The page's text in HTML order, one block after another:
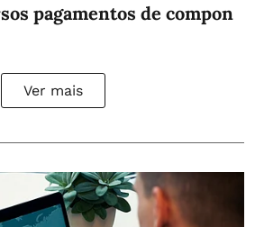
pagamentos de compon
Ver mais